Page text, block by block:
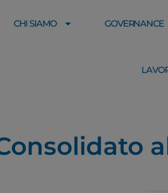
CHI SIAMO GOVERNANCE